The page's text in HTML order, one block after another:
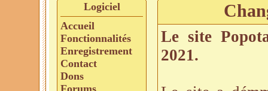
Logiciel
Accueil
Fonctionnalités
Enregistrement
Contact
Dons
Forums
Le site
2021.